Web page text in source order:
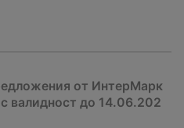
от ИнтерМарк
с валидност до 14.06.202